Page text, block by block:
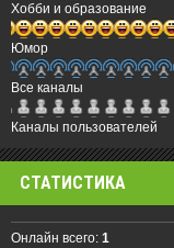
Хобби и образование
Юмор
Все каналы
Каналы пользователей
СТАТИСТИКА
Онлайн всего: 1